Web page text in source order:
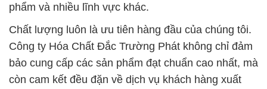
còn cam kết đều đặn về dịch vụ khách hàng xuất
sắc. Đội ngũ nhân viên giàu kinh nghiệm và am hiểu
sâu rộng về hóa chất sẵn sàng hỗ trợ khách hàng
trong mọi khía cạnh.
Ngoài ra, chúng tôi không chỉ là đơn vị cung cấp